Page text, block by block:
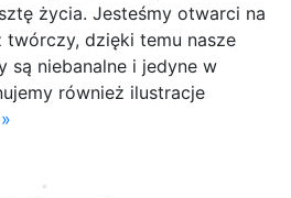
życia. Jesteśmy otwarci na
twórczy, dzięki temu nasze
są niebanalne i jedyne w
również ilustracje